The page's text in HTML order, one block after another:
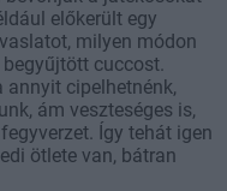
előkerült egy
milyen módon
cuccost.
annyit cipelhetnénk,
ám veszteséges is,
Így tehát igen
ötlete van, bátran